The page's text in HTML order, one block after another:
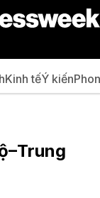
Kinh tếÝ kiến